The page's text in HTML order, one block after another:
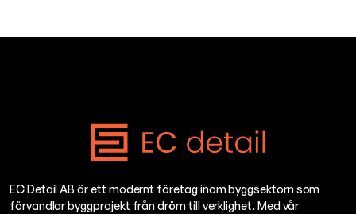
EC Detail AB är ett modernt företag inom byggsektorn som
förvandlar byggprojekt från dröm till verklighet. Med vår